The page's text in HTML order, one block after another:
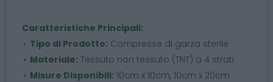
Caratteristiche Principali:
Tipo di Prodotto: Compresse di garza sterile
Materiale: Tessuto non tessuto (TNT) a 4 strati
Misure Disponibili: 10cm x 10cm, 10cm x 20cm